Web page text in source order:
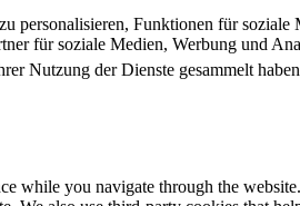
personalisieren, Funktionen für
für soziale Medien, Werbung und
Nutzung der Dienste gesammelt
while you navigate through the